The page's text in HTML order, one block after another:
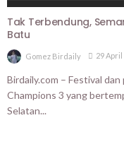
Tak Terbendung,
Batu
Gomez Birdaily 29 April
Birdaily.com – Festival
Champions 3 yang
Selatan...